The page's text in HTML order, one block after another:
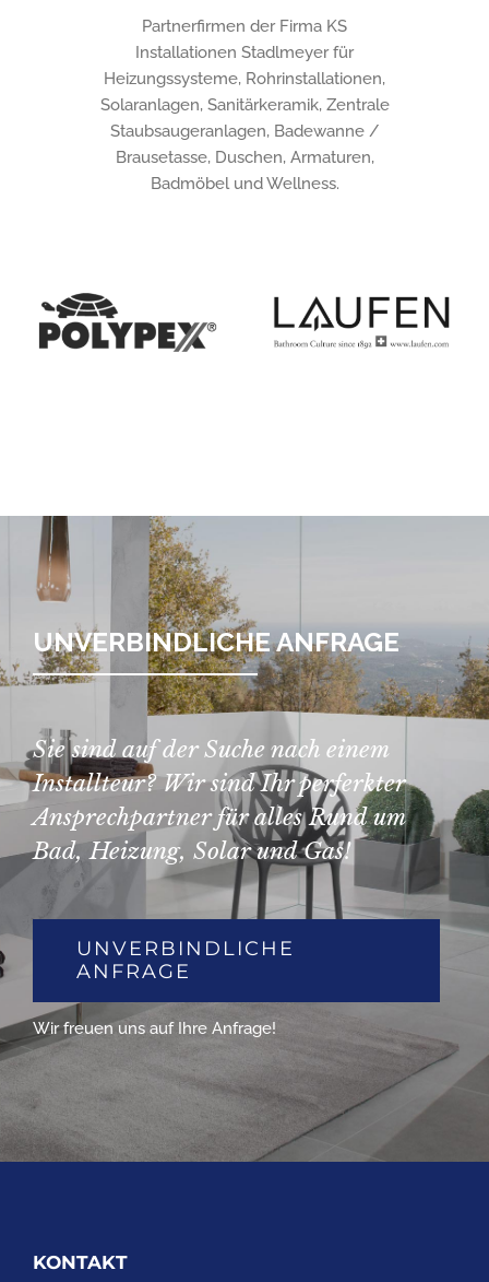
Partnerfirmen der Firma KS
Installationen Stadlmeyer für
Heizungssysteme, Rohrinstallationen,
Solaranlagen, Sanitärkeramik, Zentrale
Staubsaugeranlagen, Badewanne /
Brausetasse, Duschen, Armaturen,
Badmöbel und Wellness.
UNVERBINDLICHE ANFRAGE
Sie sind auf der Suche nach einem
Installteur? Wir sind Ihr perferkter
Ansprechpartner für alles Rund um
Bad, Heizung, Solar und Gas!
UNVERBINDLICHE
ANFRAGE
Wir freuen uns auf Ihre Anfrage!
KONTAKT